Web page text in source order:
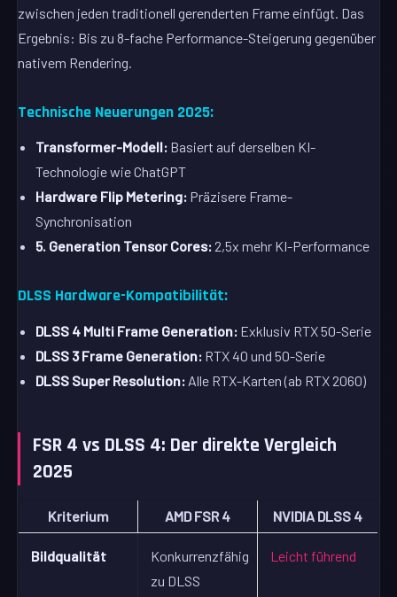
zwischen jeden traditionell gerenderten Frame einfügt. Das
Ergebnis: Bis zu 8-fache Performance-Steigerung gegenüber
nativem Rendering.
Technische Neuerungen 2025:
Transformer-Modell: Basiert auf derselben KI-
Technologie wie ChatGPT
Hardware Flip Metering: Präzisere Frame-
Synchronisation
5. Generation Tensor Cores: 2,5x mehr KI-Performance
DLSS Hardware-Kompatibilität:
DLSS 4 Multi Frame Generation: Exklusiv RTX 50-Serie
DLSS 3 Frame Generation: RTX 40 und 50-Serie
DLSS Super Resolution: Alle RTX-Karten (ab RTX 2060)
FSR 4 vs DLSS 4: Der direkte Vergleich
2025
Kriterium AMD FSR 4 NVIDIA DLSS 4
Bildqualität
Konkurrenzfähig
zu DLSS
Leicht führend